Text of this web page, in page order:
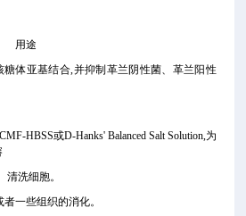
途
体亚基结合,并抑制革兰阴性菌、革兰阳性
HBSS或D-Hanks' Balanced Salt Solution,为
细胞。
一些组织的消化。